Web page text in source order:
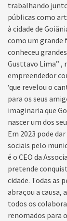
trabalhando
públicas como
à cidade de
como um grande
conheceu
Gusttavo Lima”
empreendedor
‘que revelou o
para os seus
imaginaria que
nascer um dos
Em 2023 pode
sociais pelo
é o CEO da
pretende
cidade. Todas as
abraçou a causa,
todos os
renomados para